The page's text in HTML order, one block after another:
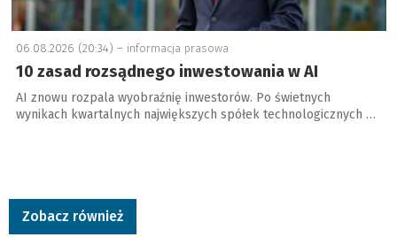
06.08.2026 (20:34) – informacja prasowa
10 zasad rozsądnego inwestowania w AI
AI znowu rozpala wyobraźnię inwestorów. Po świetnych
wynikach kwartalnych największych spółek technologicznych …
Zobacz również